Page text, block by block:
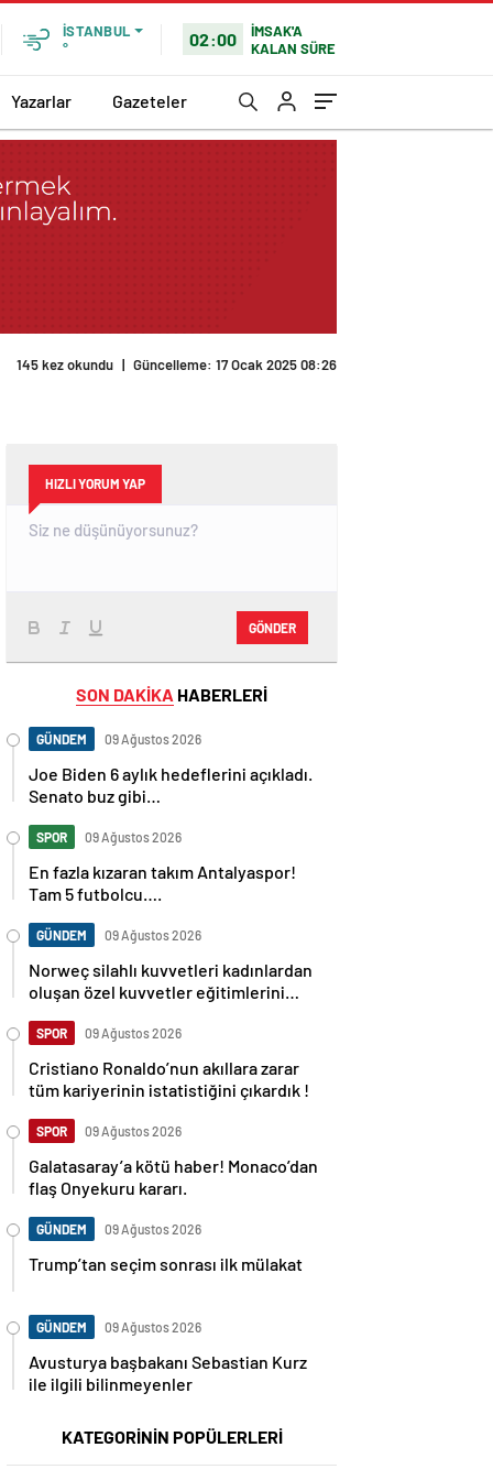
İSTANBUL
°
02:00
İMSAK'A
KALAN SÜRE
Yazarlar Gazeteler
145 kez okundu | Güncelleme: 17 Ocak 2025 08:26
HIZLI YORUM YAP
GÖNDER
SON DAKİKA HABERLERİ
GÜNDEM 09 Ağustos 2026
Joe Biden 6 aylık hedeflerini açıkladı.
Senato buz gibi…
SPOR 09 Ağustos 2026
En fazla kızaran takım Antalyaspor!
Tam 5 futbolcu….
GÜNDEM 09 Ağustos 2026
Norweç silahlı kuvvetleri kadınlardan
oluşan özel kuvvetler eğitimlerini
SPOR 09 Ağustos 2026
Cristiano Ronaldo’nun akıllara zarar
tüm kariyerinin istatistiğini çıkardık !
SPOR 09 Ağustos 2026
Galatasaray’a kötü haber! Monaco’dan
flaş Onyekuru kararı.
GÜNDEM 09 Ağustos 2026
Trump’tan seçim sonrası ilk mülakat
GÜNDEM 09 Ağustos 2026
Avusturya başbakanı Sebastian Kurz
ile ilgili bilinmeyenler
KATEGORİNİN POPÜLERLERİ